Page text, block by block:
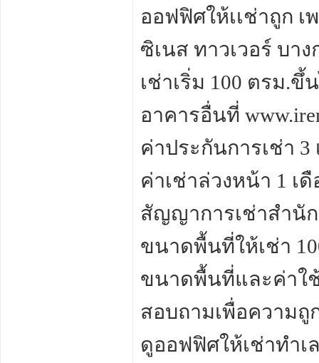
ออฟฟิศให้เเช่าถูก
ซิเนส ทาวเวอร์ บา
เช่าเริ่ม 100 ตรม.ขึ้
อาคารอื่นที่
ค่าประกันการเช่า 3
ค่าเช่าล่วงหน้า 1 เ
สัญญาการเช่าสำนั
ขนาดพื้นที่ให้เช่า
ขนาดพื้นที่และค่าใ
สอบถามเพื่อความถู
ดูออฟฟิศให้เช่าทำเ